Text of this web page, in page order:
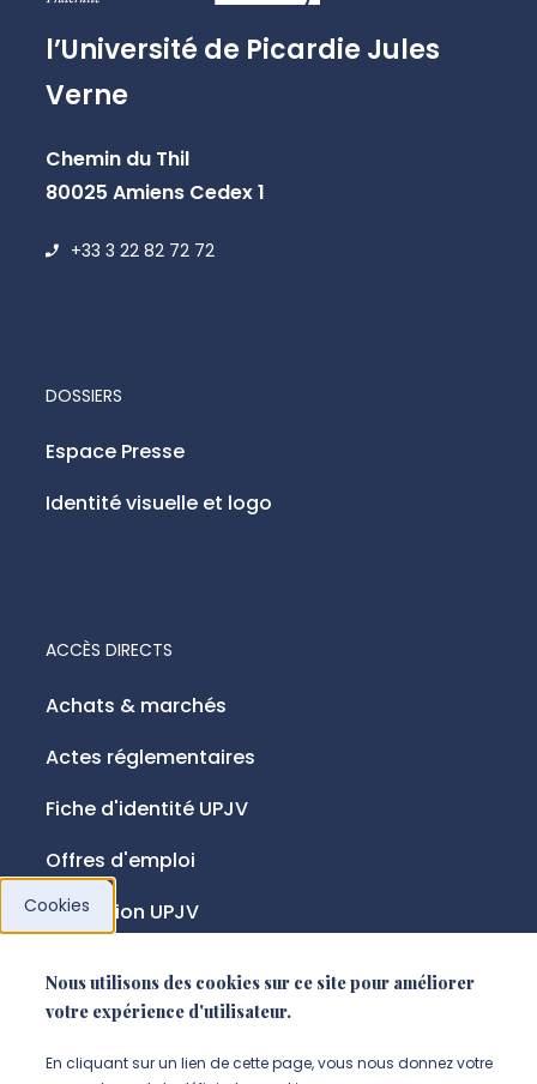
l’Université de Picardie Jules
Verne
Chemin du Thil
80025 Amiens Cedex 1
+33 3 22 82 72 72
ACCÈS DIRECTS
Achats & marchés
Actes réglementaires
Fiche d'identité UPJV
Offres d'emploi
Fondation UPJV
DOSSIERS
Espace Presse
Identité visuelle et logo
NOUS SUIVRE
Suivez-nous sur instagram
Suivez-nous sur linkedin
Suivez-nous sur
Cookies
Nous utilisons des cookies sur ce site pour améliorer
votre expérience d'utilisateur.
En cliquant sur un lien de cette page, vous nous donnez votre